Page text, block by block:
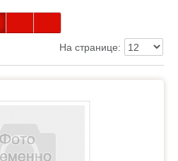
На странице: